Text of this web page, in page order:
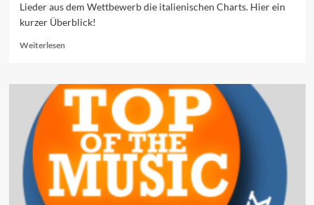
Lieder aus dem Wettbewerb die italienischen Charts. Hier ein
kurzer Überblick!
WeiterlesenRead
Sanremo
2025
in
den
Charts
(Woche
3)